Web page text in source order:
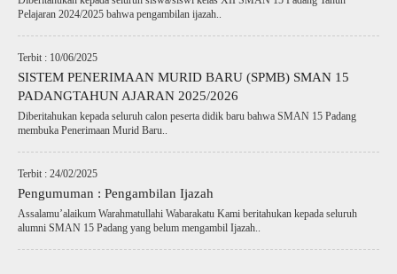
Pelajaran 2024/2025 bahwa pengambilan ijazah..
Terbit : 10/06/2025
SISTEM PENERIMAAN MURID BARU (SPMB) SMAN 15
PADANGTAHUN AJARAN 2025/2026
Diberitahukan kepada seluruh calon peserta didik baru bahwa SMAN 15 Padang
membuka Penerimaan Murid Baru..
Terbit : 24/02/2025
Pengumuman : Pengambilan Ijazah
Assalamu’alaikum Warahmatullahi Wabarakatu Kami beritahukan kepada seluruh
alumni SMAN 15 Padang yang belum mengambil Ijazah..